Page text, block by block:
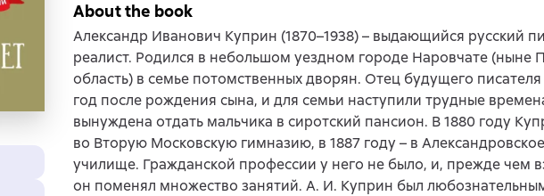
About the book
Александр Иванович Куприн (1870–1938) – выдающийся русский
реалист. Родился в небольшом уездном городе Наровчате (ныне
область) в семье потомственных дворян. Отец будущего
год после рождения сына, и для семьи наступили трудные
вынуждена отдать мальчика в сиротский пансион. В 1880 году
во Вторую Московскую гимназию, в 1887 году – в
училище. Гражданской профессии у него не было, и, прежде чем
он поменял множество занятий. А. И. Куприн был